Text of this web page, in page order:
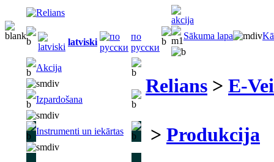
latviski
по
русски
Sākuma lapa
Akcija
Izpardošana
Instrumenti un iekārtas
Relians > E-
> Produkcija